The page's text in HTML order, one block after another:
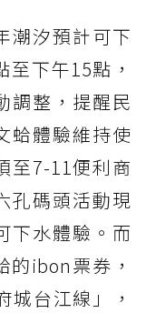
潮汐預計可下
下午15點，
調整，提醒民
蛤體驗維持使
至7-11便利商
孔碼頭活動現
下水體驗。而
的ibon票券，
城台江線」，